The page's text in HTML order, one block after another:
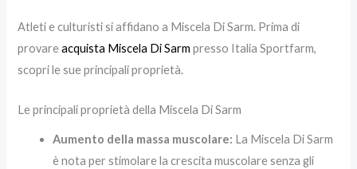
Atleti e culturisti si affidano a Miscela Di Sarm. Prima di
provareacquista Miscela Di Sarm presso Italia Sportfarm,
scopri le sue principali proprietà.
Le principali proprietà della Miscela Di Sarm
Aumento della massa muscolare: La Miscela Di Sarm
è nota per stimolare la crescita muscolare senza gli